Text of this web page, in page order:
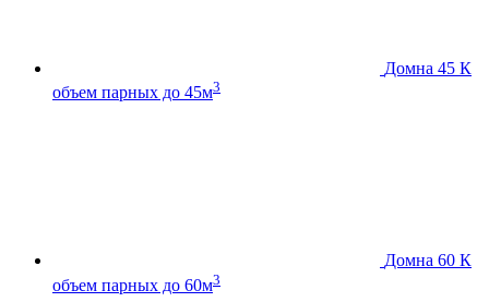
Домна 45 К
объем парных до 45м3
Домна 60 К
объем парных до 60м3